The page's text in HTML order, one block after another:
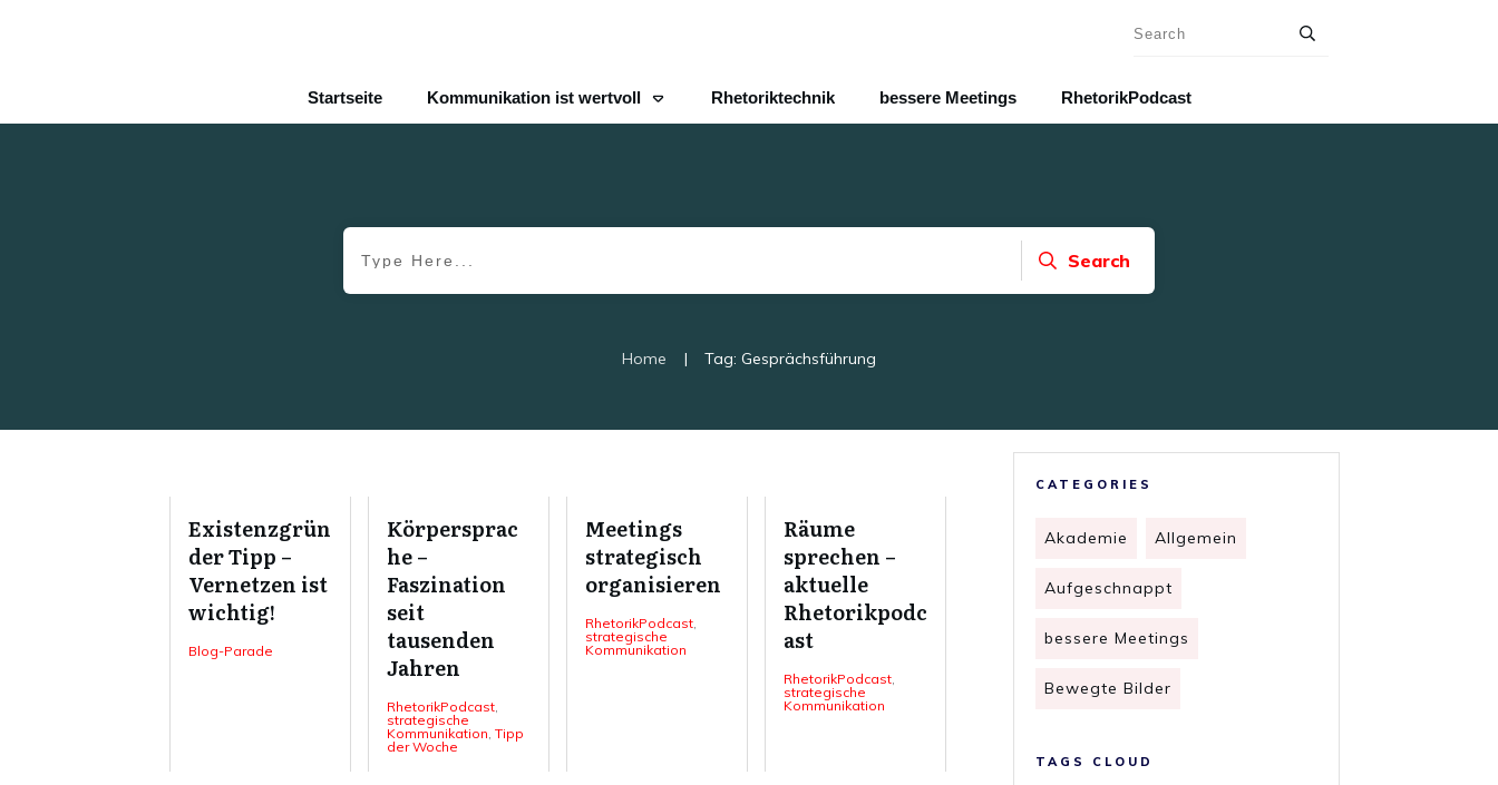
Startseite Kommunikation ist wertvoll Rhetoriktechnik bessere Meetings RhetorikPodcast
Search
Home | Tag: Gesprächsführung
Existenzgrün
der Tipp –
Vernetzen ist
wichtig!
Blog-Parade
Körpersprac
he –
Faszination
seit
tausenden
Jahren
RhetorikPodcast,
strategische
Kommunikation, Tipp
der Woche
Meetings
strategisch
organisieren
RhetorikPodcast,
strategische
Kommunikation
Räume
sprechen –
aktuelle
Rhetorikpodc
ast
RhetorikPodcast,
strategische
Kommunikation
CATEGORIES
Akademie Allgemein
Aufgeschnappt
bessere Meetings
Bewegte Bilder
TAGS CLOUD